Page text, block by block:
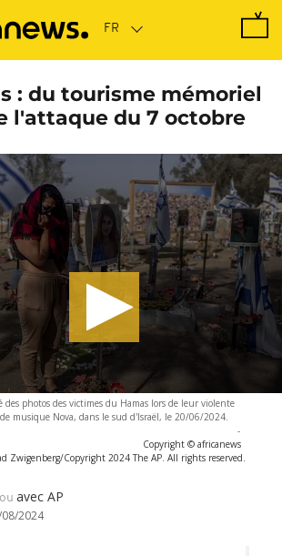
: du tourisme mémoriel
l'attaque du 7 octobre
des photos des victimes du Hamas lors de leur violente
musique Nova, dans le sud d'Israël, le 20/06/2024.
-
Copyright © africanews
Zwigenberg/Copyright 2024 The AP. All rights reserved.
avec AP
2024